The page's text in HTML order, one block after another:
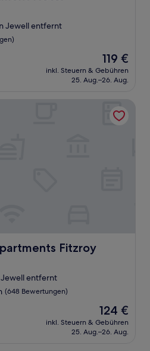
Jewell entfernt
Der
Preis
beträgt
119 €
inkl. Steuern & Gebühren
25. Aug.–26. Aug.
Fitzroy
Fitzroy
Jewell entfernt
(648 Bewertungen)
Der
Preis
beträgt
124 €
inkl. Steuern & Gebühren
25. Aug.–26. Aug.